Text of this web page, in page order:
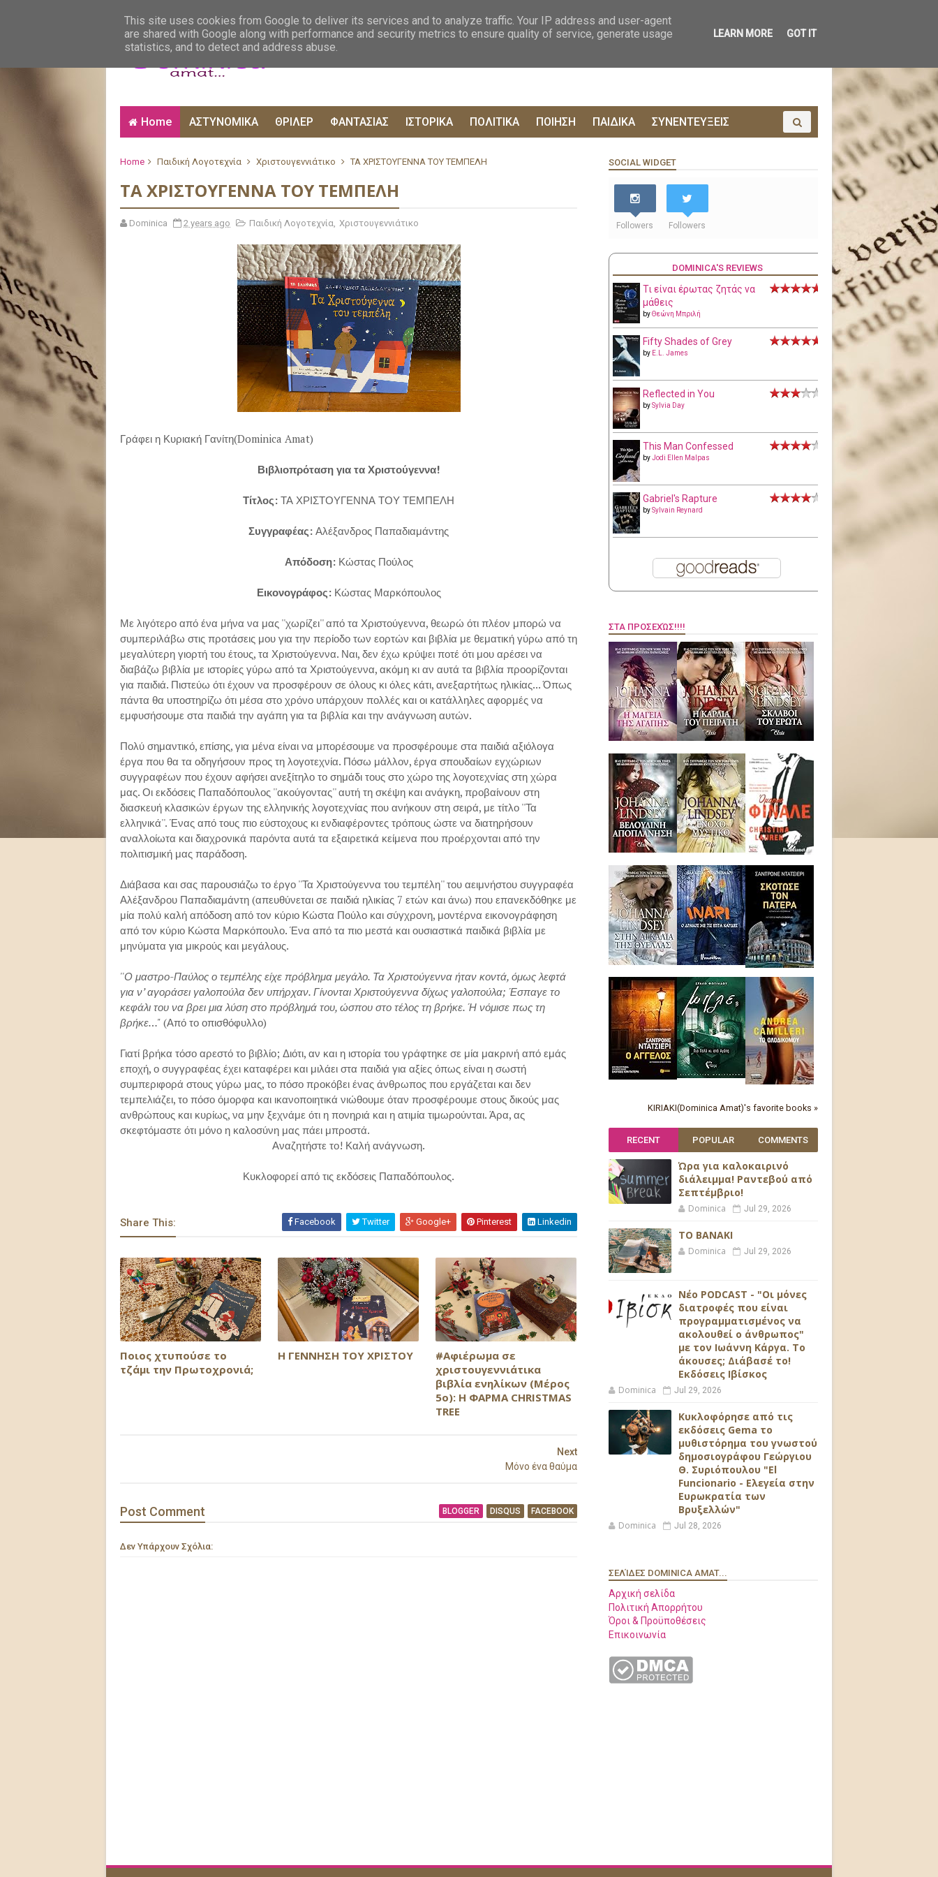
Home ΑΣΤΥΝΟΜΙΚΑ ΘΡΙΛΕΡ ΦΑΝΤΑΣΙΑΣ ΙΣΤΟΡΙΚΑ ΠΟΛΙΤΙΚΑ ΠΟΙΗΣΗ ΠΑΙΔΙΚΑ ΣΥΝΕΝΤΕΥΞΕΙΣ
Home Παιδική Λογοτεχνία Χριστουγεννιάτικο ΤΑ ΧΡΙΣΤΟΥΓΕΝΝΑ ΤΟΥ ΤΕΜΠΕΛΗ
ΤΑ ΧΡΙΣΤΟΥΓΕΝΝΑ ΤΟΥ ΤΕΜΠΕΛΗ
Dominica 2 years ago Παιδική Λογοτεχνία, Χριστουγεννιάτικο
Γράφει η Κυριακή Γανίτη(Dominica Amat)
Βιβλιοπρόταση για τα Χριστούγεννα!
Τίτλος: ΤΑ ΧΡΙΣΤΟΥΓΕΝΝΑ ΤΟΥ ΤΕΜΠΕΛΗ
Συγγραφέας: Αλέξανδρος Παπαδιαμάντης
Απόδοση: Κώστας Πούλος
Εικονογράφος:Κώστας Μαρκόπουλος
Με λιγότερο από ένα μήνα να μας ''χωρίζει'' από τα Χριστούγεννα, θεωρώ ότι πλέον μπορώ να
συμπεριλάβω στις προτάσεις μου για την περίοδο των εορτών και βιβλία με θεματική γύρω από τη
μεγαλύτερη γιορτή του έτους, τα Χριστούγεννα. Ναι, δεν έχω κρύψει ποτέ ότι μου αρέσει να
διαβάζω βιβλία με ιστορίες γύρω από τα Χριστούγεννα, ακόμη κι αν αυτά τα βιβλία προορίζονται
για παιδιά. Πιστεύω ότι έχουν να προσφέρουν σε όλους κι όλες κάτι, ανεξαρτήτως ηλικίας... Όπως
πάντα θα υποστηρίζω ότι μέσα στο χρόνο υπάρχουν πολλές και οι κατάλληλες αφορμές να
εμφυσήσουμε στα παιδιά την αγάπη για τα βιβλία και την ανάγνωση αυτών.
Πολύ σημαντικό, επίσης, για μένα είναι να μπορέσουμε να προσφέρουμε στα παιδιά αξιόλογα
έργα που θα τα οδηγήσουν προς τη λογοτεχνία. Πόσω μάλλον, έργα σπουδαίων εγχώριων
συγγραφέων που έχουν αφήσει ανεξίτηλο το σημάδι τους στο χώρο της λογοτεχνίας στη χώρα
μας. Οι εκδόσεις Παπαδόπουλος ''ακούγοντας'' αυτή τη σκέψη και ανάγκη, προβαίνουν στη
διασκευή κλασικών έργων της ελληνικής λογοτεχνίας που ανήκουν στη σειρά, με τίτλο ''Τα
ελληνικά''. Ένας από τους πιο εύστοχους κι ενδιαφέροντες τρόπους ώστε να διατηρήσουν
αναλλοίωτα και διαχρονικά παρόντα αυτά τα εξαιρετικά κείμενα που προέρχονται από την
πολιτισμική μας παράδοση.
Διάβασα και σας παρουσιάζω το έργο ''Τα Χριστούγεννα του τεμπέλη'' του αειμνήστου συγγραφέα
Αλέξανδρου Παπαδιαμάντη (απευθύνεται σε παιδιά ηλικίας 7 ετών και άνω) που επανεκδόθηκε με
μία πολύ καλή απόδοση από τον κύριο Κώστα Πούλο και σύγχρονη, μοντέρνα εικονογράφηση
από τον κύριο Κώστα Μαρκόπουλο. Ένα από τα πιο μεστά και ουσιαστικά παιδικά βιβλία με
μηνύματα για μικρούς και μεγάλους.
''Ο μαστρο-Παύλος ο τεμπέλης είχε πρόβλημα μεγάλο. Τα Χριστούγεννα ήταν κοντά, όμως λεφτά
για ν’ αγοράσει γαλοπούλα δεν υπήρχαν. Γίνονται Χριστούγεννα δίχως γαλοπούλα; Έσπαγε το
κεφάλι του να βρει μια λύση στο πρόβλημά του, ώσπου στο τέλος τη βρήκε. Ή νόμισε πως τη
βρήκε…" (Από το οπισθόφυλλο)
Γιατί βρήκα τόσο αρεστό το βιβλίο; Διότι, αν και η ιστορία του γράφτηκε σε μία μακρινή από εμάς
εποχή, ο συγγραφέας έχει καταφέρει και μιλάει στα παιδιά για αξίες όπως είναι η σωστή
συμπεριφορά στους γύρω μας, το πόσο προκόβει ένας άνθρωπος που εργάζεται και δεν
τεμπελιάζει, το πόσο όμορφα και ικανοποιητικά νιώθουμε όταν προσφέρουμε στους δικούς μας
ανθρώπους και κυρίως, να μην ξεχνάμε ότι η πονηριά και η ατιμία τιμωρούνται. Άρα, ας
σκεφτόμαστε ότι μόνο η καλοσύνη μας πάει μπροστά.
Αναζητήστε το! Καλή ανάγνωση.
Κυκλοφορεί από τις εκδόσεις Παπαδόπουλος.
Share This: Facebook Twitter Google+ Pinterest Linkedin
Ποιος χτυπούσε το
τζάμι την Πρωτοχρονιά;
Η ΓΕΝΝΗΣΗ ΤΟΥ ΧΡΙΣΤΟΥ
#Αφιέρωμα σε
χριστουγεννιάτικα
βιβλία ενηλίκων (Μέρος
5ο): Η ΦΑΡΜΑ CHRISTMAS
TREE
Next
Μόνο ένα θαύμα
Post Comment BLOGGER DISQUS FACEBOOK
Δεν Υπάρχουν Σχόλια:
SOCIAL WIDGET
Followers Followers
DOMINICA'S REVIEWS
Τι είναι έρωτας ζητάς να
μάθεις
byΘεώνη Μπριλή
Fifty Shades of Grey
by E.L. James
Reflected in You
bySylvia Day
This Man Confessed
byJodi Ellen Malpas
Gabriel's Rapture
bySylvain Reynard
ΣΤΑ ΠΡΟΣΕΧΏΣ!!!!
KIRIAKI(Dominica Amat)'s favorite books »
RECENT POPULAR COMMENTS
Ώρα για καλοκαιρινό
διάλειμμα! Ραντεβού από
Σεπτέμβριο!
Dominica Jul 29, 2026
ΤΟ ΒΑΝΑΚΙ
Dominica Jul 29, 2026
Νέο PODCAST - "Οι μόνες
διατροφές που είναι
προγραμματισμένος να
ακολουθεί ο άνθρωπος"
με τον Ιωάννη Κάργα. Το
άκουσες; Διάβασέ το!
Εκδόσεις Ιβίσκος
Dominica Jul 29, 2026
Κυκλοφόρησε από τις
εκδόσεις Gema το
μυθιστόρημα του γνωστού
δημοσιογράφου Γεώργιου
Θ. Συριόπουλου "El
Funcionario - Ελεγεία στην
Ευρωκρατία των
Βρυξελλών"
Dominica Jul 28, 2026
ΣΕΛΊΔΕΣ DOMINICA AMAT...
Αρχική σελίδα
Πολιτική Απορρήτου
Όροι & Προϋποθέσεις
Επικοινωνία
This site uses cookies from Google to deliver its services and to analyze traffic. Your IP address and user-agent
are shared with Google along with performance and security metrics to ensure quality of service, generate usage
statistics, and to detect and address abuse.
LEARN MORE GOT IT